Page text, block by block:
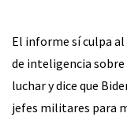
El informe sí culpa
de inteligencia
luchar y dice que
jefes militares para